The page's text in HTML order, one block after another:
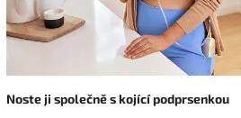
Noste ji společně s kojící podprsenkou